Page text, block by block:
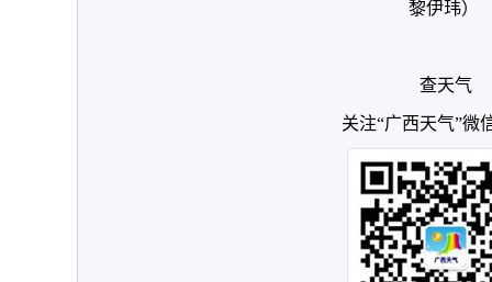
黎伊玮）
查天气
关注“广西天气”微